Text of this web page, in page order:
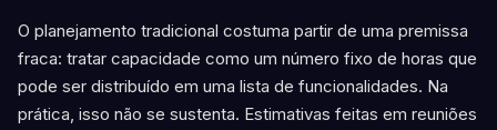
O planejamento tradicional costuma partir de uma premissa
fraca: tratar capacidade como um número fixo de horas que
pode ser distribuído em uma lista de funcionalidades. Na
prática, isso não se sustenta. Estimativas feitas em reuniões